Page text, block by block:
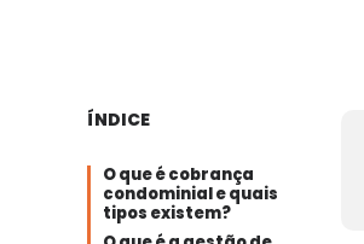
ÍNDICE
O que é cobrança
condominial e quais
tipos existem?